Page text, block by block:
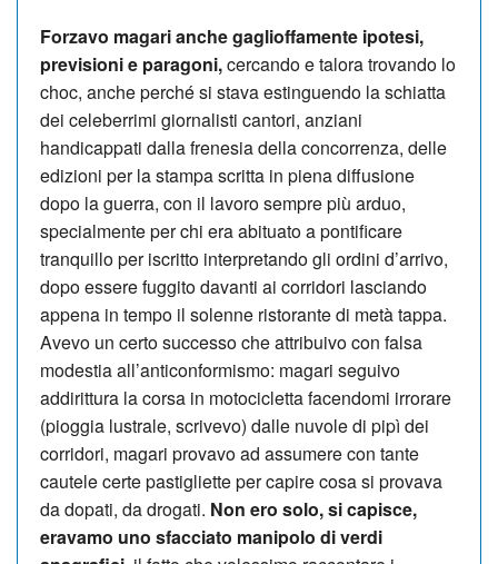
Forzavo magari anche gaglioffamente ipotesi,
previsioni e paragoni,cercando e talora trovando lo
choc, anche perché si stava estinguendo la schiatta
dei celeberrimi giornalisti cantori, anziani
handicappati dal­la frenesia della concorrenza, delle
edizioni per la stampa scritta in piena diffusione
dopo la guerra, con il lavoro sempre più arduo,
specialmente per chi era abituato a pontificare
tranquillo per iscritto interpretando gli ordini d’arrivo,
dopo essere fuggito davanti ai corridori lasciando
appena in tempo il solenne ristorante di metà tap­pa.
Avevo un certo successo che at­tribuivo con falsa
modestia all’anticonformismo: ma­gari seguivo
addirittura la cor­sa in motocicletta facendomi irrorare
(pioggia lustrale, scrivevo) dalle nuvole di pipì dei
corridori, magari provavo ad assumere con tante
cautele certe pastigliette per capire cosa si provava
da dopati, da drogati. Non ero solo, si capisce,
eravamo uno sfacciato manipolo di verdi